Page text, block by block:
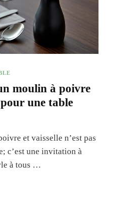
moulin à poivre
une table
et vaisselle n’est pas
c’est une invitation à
à tous …